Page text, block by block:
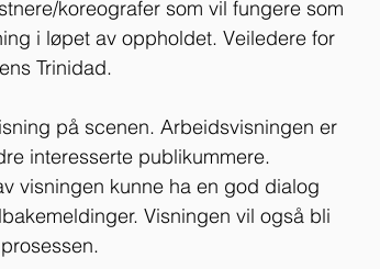
koreografer som vil fungere som
i løpet av oppholdet. Veiledere for
Trinidad.
på scenen. Arbeidsvisningen er
interesserte publikummere.
visningen kunne ha en god dialog
Visningen vil også bli